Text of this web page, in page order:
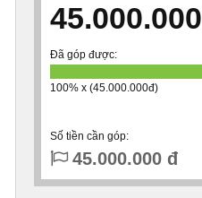
45.000.000
Đã góp được:
100% x (45.000.000đ)
Số tiền cần góp:
45.000.000 đ